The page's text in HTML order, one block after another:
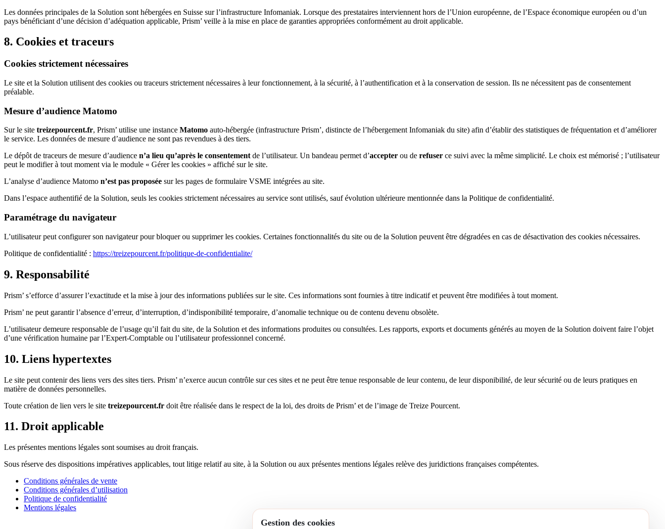
Les données principales de la Solution sont hébergées en Suisse sur l’infrastructure Infomaniak. Lorsque des prestataires interviennent hors de l’Union européenne, de l’Espace économique européen ou d’un
pays bénéficiant d’une décision d’adéquation applicable, Prism’ veille à la mise en place de garanties appropriées conformément au droit applicable.
8. Cookies et traceurs
Cookies strictement nécessaires
Le site et la Solution utilisent des cookies ou traceurs strictement nécessaires à leur fonctionnement, à la sécurité, à l’authentification et à la conservation de session. Ils ne nécessitent pas de consentement
préalable.
Mesure d’audience Matomo
Sur le site treizepourcent.fr, Prism’ utilise une instance Matomo auto-hébergée (infrastructure Prism’, distincte de l’hébergement Infomaniak du site) afin d’établir des statistiques de fréquentation et d’améliorer
le service. Les données de mesure d’audience ne sont pas revendues à des tiers.
Le dépôt de traceurs de mesure d’audience n’a lieu qu’après le consentementde l’utilisateur. Un bandeau permet d’accepter ou de refuser ce suivi avec la même simplicité. Le choix est mémorisé ; l’utilisateur
peut le modifier à tout moment via le module « Gérer les cookies » affiché sur le site.
L’analyse d’audience Matomo n’est pas proposée sur les pages de formulaire VSME intégrées au site.
Dans l’espace authentifié de la Solution, seuls les cookies strictement nécessaires au service sont utilisés, sauf évolution ultérieure mentionnée dans la Politique de confidentialité.
Paramétrage du navigateur
L’utilisateur peut configurer son navigateur pour bloquer ou supprimer les cookies. Certaines fonctionnalités du site ou de la Solution peuvent être dégradées en cas de désactivation des cookies nécessaires.
Politique de confidentialité : https://treizepourcent.fr/politique-de-confidentialite/
9. Responsabilité
Prism’ s’efforce d’assurer l’exactitude et la mise à jour des informations publiées sur le site. Ces informations sont fournies à titre indicatif et peuvent être modifiées à tout moment.
Prism’ ne peut garantir l’absence d’erreur, d’interruption, d’indisponibilité temporaire, d’anomalie technique ou de contenu devenu obsolète.
L’utilisateur demeure responsable de l’usage qu’il fait du site, de la Solution et des informations produites ou consultées. Les rapports, exports et documents générés au moyen de la Solution doivent faire l’objet
d’une vérification humaine par l’Expert-Comptable ou l’utilisateur professionnel concerné.
10. Liens hypertextes
Le site peut contenir des liens vers des sites tiers. Prism’ n’exerce aucun contrôle sur ces sites et ne peut être tenue responsable de leur contenu, de leur disponibilité, de leur sécurité ou de leurs pratiques en
matière de données personnelles.
Toute création de lien vers le site treizepourcent.fr doit être réalisée dans le respect de la loi, des droits de Prism’ et de l’image de Treize Pourcent.
11. Droit applicable
Les présentes mentions légales sont soumises au droit français.
Sous réserve des dispositions impératives applicables, tout litige relatif au site, à la Solution ou aux présentes mentions légales relève des juridictions françaises compétentes.
Conditions générales de vente
Conditions générales d’utilisation
Politique de confidentialité
Mentions légales
Gestion des cookies